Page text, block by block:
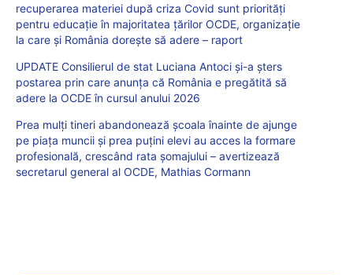
recuperarea materiei după criza Covid sunt priorități
pentru educație în majoritatea țărilor OCDE, organizație
la care și România dorește să adere – raport
UPDATE Consilierul de stat Luciana Antoci și-a șters
postarea prin care anunța că România e pregătită să
adere la OCDE în cursul anului 2026
Prea mulți tineri abandonează școala înainte de ajunge
pe piața muncii și prea puțini elevi au acces la formare
profesională, crescând rata șomajului – avertizează
secretarul general al OCDE, Mathias Cormann